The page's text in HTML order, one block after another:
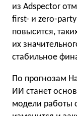
из Adspector
first- и zero-
повысится,
их
стабильное
По прогнозам
ИИ станет
модели работы